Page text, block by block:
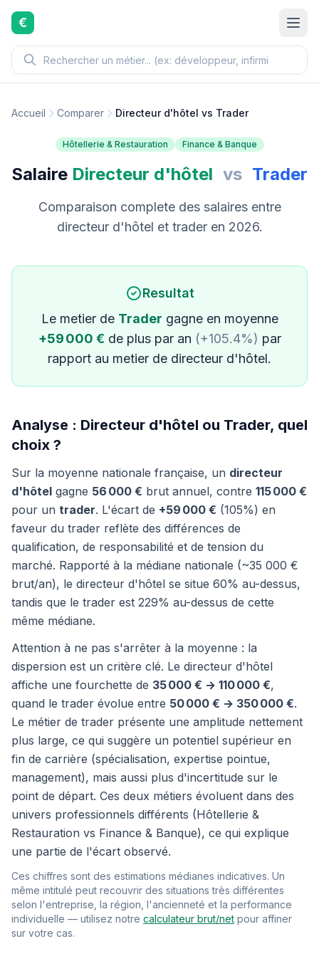
Aller au contenu principal
€
Accueil Comparer Directeur d'hôtel vs Trader
Hôtellerie & Restauration Finance & Banque
Salaire Directeur d'hôtel vs Trader
Comparaison complete des salaires entre
directeur d'hôtel et trader en 2026.
Resultat
Le metier de Trader gagne en moyenne
+59 000 € de plus par an (+105.4%) par
rapport au metier de directeur d'hôtel.
Analyse : Directeur d'hôtel ou Trader, quel
choix ?
Sur la moyenne nationale française, un directeur
d'hôtel gagne 56 000 € brut annuel, contre 115 000 €
pour un trader. L'écart de +59 000 € (105%) en
faveur du trader reflète des différences de
qualification, de responsabilité et de tension du
marché. Rapporté à la médiane nationale (~35 000 €
brut/an), le directeur d'hôtel se situe 60% au-dessus,
tandis que le trader est 229% au-dessus de cette
même médiane.
Attention à ne pas s'arrêter à la moyenne : la
dispersion est un critère clé. Le directeur d'hôtel
affiche une fourchette de 35 000 € → 110 000 €,
quand le trader évolue entre 50 000 € → 350 000 €.
Le métier de trader présente une amplitude nettement
plus large, ce qui suggère un potentiel supérieur en
fin de carrière (spécialisation, expertise pointue,
management), mais aussi plus d'incertitude sur le
point de départ. Ces deux métiers évoluent dans des
univers professionnels différents (Hôtellerie &
Restauration vs Finance & Banque), ce qui explique
une partie de l'écart observé.
Ces chiffres sont des estimations médianes indicatives. Un
même intitulé peut recouvrir des situations très différentes
selon l'entreprise, la région, l'ancienneté et la performance
individuelle — utilisez notre calculateur brut/net pour affiner
sur votre cas.